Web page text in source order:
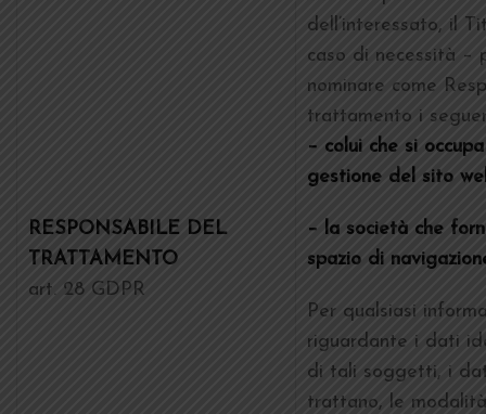
RESPONSABILE DEL
TRATTAMENTO
art. 28 GDPR
dell’interessato, il
caso di necessità –
nominare come
trattamento i
– colui che si
gestione del sito
– la società che
spazio di
Per qualsiasi
riguardante i dati
di tali soggetti, i
trattano, le